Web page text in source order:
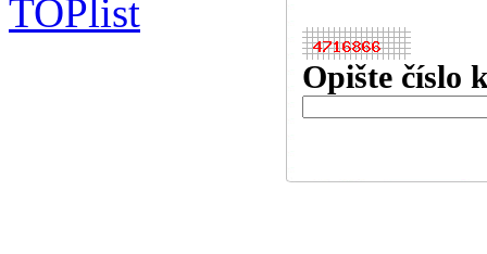
Opište číslo